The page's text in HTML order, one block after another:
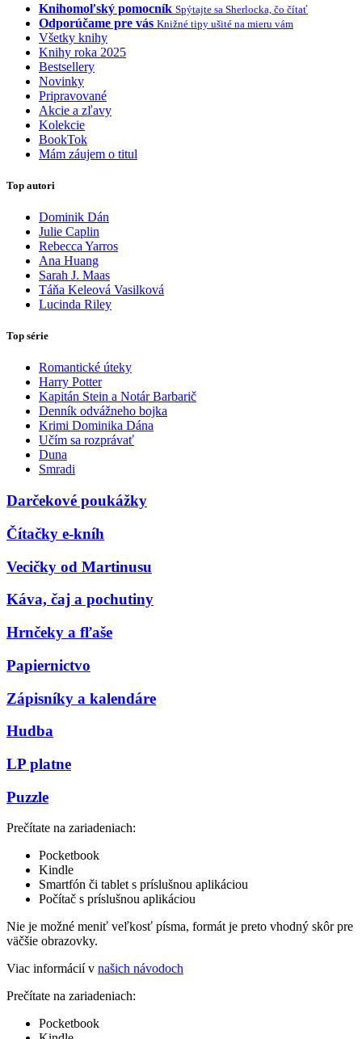
Knihomoľský pomocník Spýtajte sa Sherlocka, čo čítať
Odporúčame pre vás Knižné tipy ušité na mieru vám
Všetky knihy
Knihy roka 2025
Bestsellery
Novinky
Pripravované
Akcie a zľavy
Kolekcie
BookTok
Mám záujem o titul
Top autori
Dominik Dán
Julie Caplin
Rebecca Yarros
Ana Huang
Sarah J. Maas
Táňa Keleová Vasilková
Lucinda Riley
Top série
Romantické úteky
Harry Potter
Kapitán Stein a Notár Barbarič
Denník odvážneho bojka
Krimi Dominika Dána
Učím sa rozprávať
Duna
Smradi
Darčekové poukážky
Čítačky e-kníh
Vecičky od Martinusu
Káva, čaj a pochutiny
Hrnčeky a fľaše
Papiernictvo
Zápisníky a kalendáre
Hudba
LP platne
Puzzle
Prečítate na zariadeniach:
Pocketbook
Kindle
Smartfón či tablet s príslušnou aplikáciou
Počítač s príslušnou aplikáciou
Nie je možné meniť veľkosť písma, formát je preto vhodný skôr pre
väčšie obrazovky.
Viac informácií v našich návodoch
Prečítate na zariadeniach:
Pocketbook